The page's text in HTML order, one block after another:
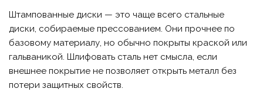
Штампованные диски — это чаще всего стальные
диски, собираемые прессованием. Они прочнее по
базовому материалу, но обычно покрыты краской или
гальваникой. Шлифовать сталь нет смысла, если
внешнее покрытие не позволяет открыть металл без
потери защитных свойств.